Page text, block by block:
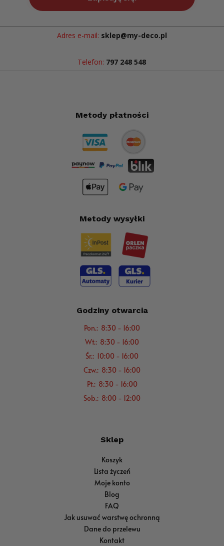
Adres e-mail: sklep@my-deco.pl
Telefon: 797 248 548
Metody płatności
Metody wysyłki
Godziny otwarcia
Pon.: 8:30 - 16:00
Wt.: 8:30 - 16:00
Śr.: 10:00 - 16:00
Czw.: 8:30 - 16:00
Pt.: 8:30 - 16:00
Sob.: 8:00 - 12:00
Sklep
Koszyk
Lista życzeń
Moje konto
Blog
FAQ
Jak usuwać warstwę ochronną
Dane do przelewu
Kontakt